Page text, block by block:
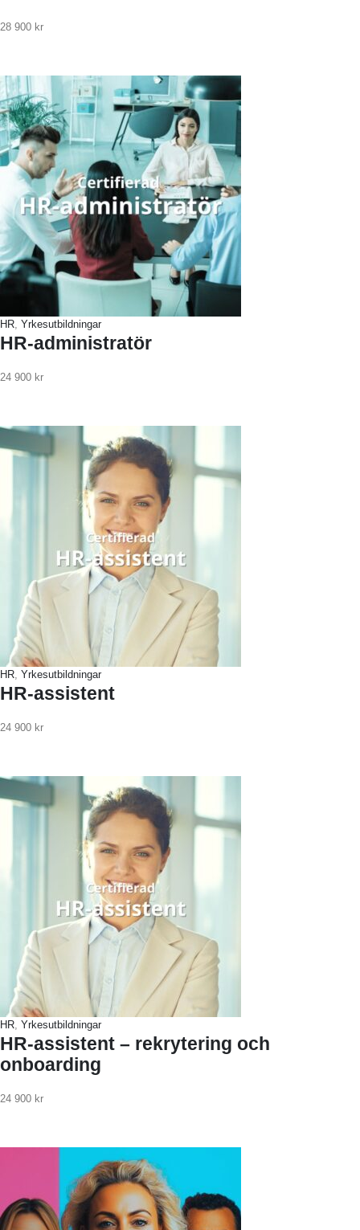
28 900 kr
HR, Yrkesutbildningar
HR-administratör
24 900 kr
HR, Yrkesutbildningar
HR-assistent
24 900 kr
HR, Yrkesutbildningar
HR-assistent – rekrytering och
onboarding
24 900 kr